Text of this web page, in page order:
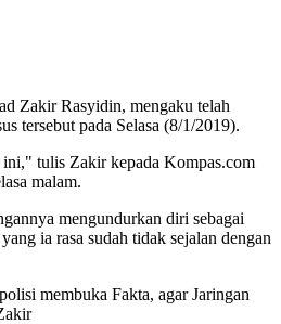
Zakir Rasyidin, mengaku telah
tersebut pada Selasa (8/1/2019).
tulis Zakir kepada Kompas.com
malam.
mengundurkan diri sebagai
ia rasa sudah tidak sejalan dengan
membuka Fakta, agar Jaringan